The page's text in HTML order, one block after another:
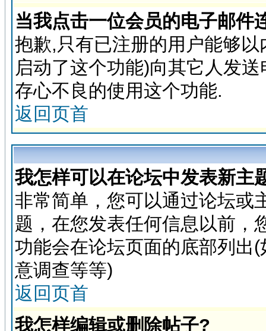
当我点击一位会员的电子邮件
抱歉,只有已注册的用户能够
启动了这个功能)向其它人发
存心不良的使用这个功能.
返回页首
我怎样可以在论坛中发表新主
非常简单，您可以通过论坛或
题，在您发表任何信息以前，
功能会在论坛页面的底部列出
意调查等等)
返回页首
我怎样编辑或删除帖子?